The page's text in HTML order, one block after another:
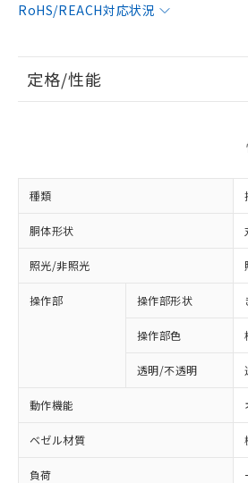
RoHS/REACH対応状況
定格/性能
種類
胴体形状
照光/非照光
操作部 操作部形状
操作部色
透明/不透明
動作機能
ベゼル材質
負荷